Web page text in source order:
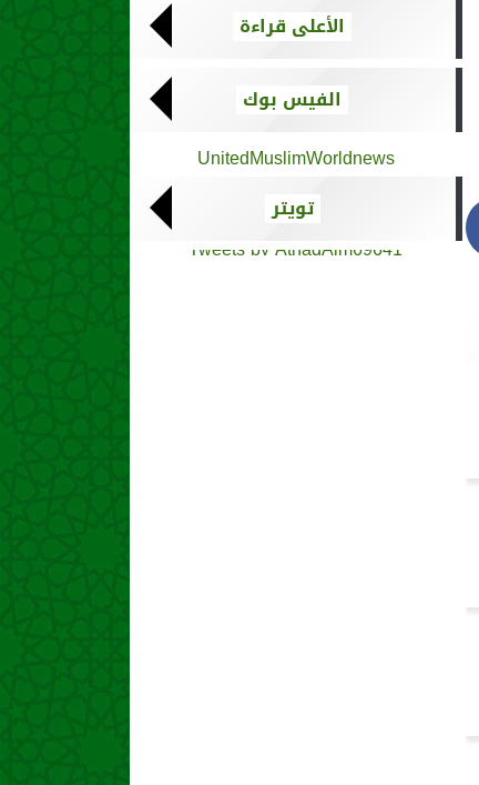
الأعلى قراءة
الفيس بوك
UnitedMuslimWorldnews
تويتر
Tweets by AthadAlm69641